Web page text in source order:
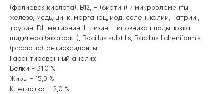
(фолиевая кислота), В12, Н (биотин) и микроэлементы:
железо, медь, цинк, марганец, йод, селен, калий, натрий),
таурин, DL-метионин, L-лизин, шиповника плоды, юкка
шидигера (экстракт), Bacillus subtilis, Bacillus licheniformis
(probiotic), антиоксиданты.
Гарантированный анализ:
Белки - 31,0 %
Жиры - 15,0 %
Клетчатка – 2,0 %